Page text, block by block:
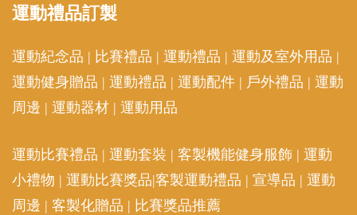
運動禮品訂製
運動紀念品 | 比賽禮品 | 運動禮品 | 運動及室外用品 |
運動健身贈品 | 運動禮品 | 運動配件 | 戶外禮品 | 運動
周邊 | 運動器材 | 運動用品
運動比賽禮品 | 運動套裝 | 客製機能健身服飾 | 運動
小禮物 | 運動比賽獎品|客製運動禮品 | 宣導品 | 運動
周邊 | 客製化贈品 | 比賽獎品推薦